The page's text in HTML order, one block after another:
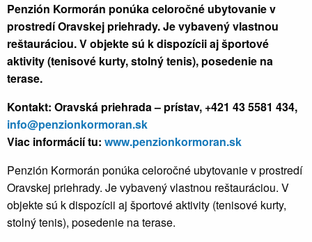
Penzión Kormorán ponúka celoročné ubytovanie v
prostredí Oravskej priehrady. Je vybavený vlastnou
reštauráciou. V objekte sú k dispozícii aj športové
aktivity (tenisové kurty, stolný tenis), posedenie na
terase.
Kontakt: Oravská priehrada – prístav, +421 43 5581 434,
info@penzionkormoran.sk
Viac informácií tu: www.penzionkormoran.sk
Penzión Kormorán ponúka celoročné ubytovanie v prostredí
Oravskej priehrady. Je vybavený vlastnou reštauráciou. V
objekte sú k dispozícii aj športové aktivity (tenisové kurty,
stolný tenis), posedenie na terase.